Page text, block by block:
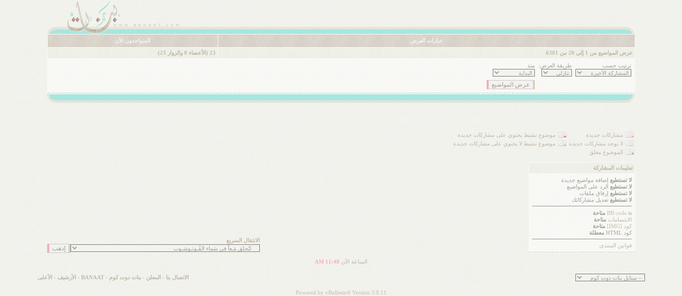
خيارات العرض المتواجدون الآن
عرض المواضيع من 1 إلى 20 من 6381 23 (الأعضاء 0 والزوار 23)
ترتيب حسب طريقة العرض: منذ
مشاركات جديدة
موضوع نشيط يحتوي على مشاركات جديدة
لا توجد مشاركات جديدة
موضوع نشيط لا يحتوي على مشاركات جديدة
الموضوع مغلق
تعليمات المشاركة
لا تستطيع
إضافة مواضيع جديدة
لا تستطيع
الرد على المواضيع
لا تستطيع
إرفاق ملفات
لا تستطيع تعديل مشاركاتك
BB codeis
متاحة
الابتسامات متاحة
كود [IMG]
متاحة
كود HTML
معطلة
قوانين المنتدى
الانتقال السريع
الساعة الآن 11:48 AM
الاتصال بنا - المعلن -بنات دوت كوم - BANAAT - الأرشيف - الأعلى
Powered by vBulletin® Version 3.8.11